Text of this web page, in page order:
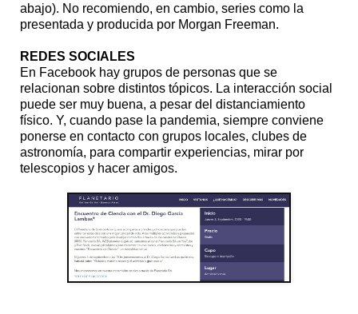
abajo). No recomiendo, en cambio, series como la
presentada y producida por Morgan Freeman.
REDES SOCIALES
En Facebook hay grupos de personas que se
relacionan sobre distintos tópicos. La interacción social
puede ser muy buena, a pesar del distanciamiento
físico. Y, cuando pase la pandemia, siempre conviene
ponerse en contacto con grupos locales, clubes de
astronomía, para compartir experiencias, mirar por
telescopios y hacer amigos.